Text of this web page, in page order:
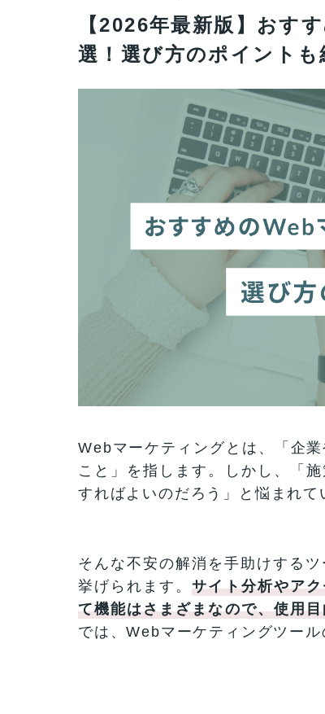
【2026年最新版】おす
選！選び方のポイントも
Webマーケティングとは、「企
こと」を指します。しかし、「
すればよいのだろう」と悩まれて
そんな不安の解消を手助けする
挙げられます。サイト分析やア
て機能はさまざまなので、使用
では、Webマーケティングツー